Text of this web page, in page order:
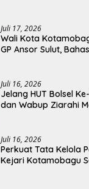
Juli 17, 2026
Wali Kota
GP Ansor Sulut,
Juli 16, 2026
Jelang HUT Bolsel
dan Wabup Ziarahi
Juli 16, 2026
Perkuat Tata Kelola
Kejari Kotamobagu